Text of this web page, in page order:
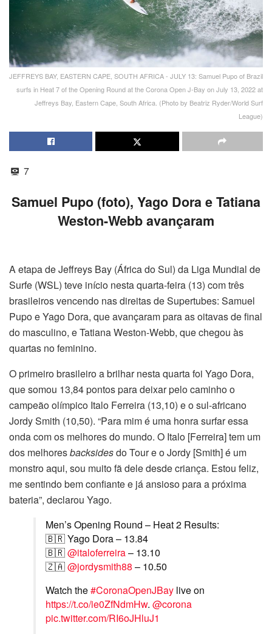
JEFFREYS BAY, EASTERN CAPE, SOUTH AFRICA - JULY 13: Samuel Pupo of Brazil
surfs in Heat 7 of the Opening Round at the Corona Open J-Bay on July 13, 2022 at
Jeffreys Bay, Eastern Cape, South Africa. (Photo by Beatriz Ryder/World Surf
League)
7
Samuel Pupo (foto), Yago Dora e Tatiana
Weston-Webb avançaram
A etapa de Jeffreys Bay (África do Sul) da Liga Mundial de
Surfe (WSL) teve início nesta quarta-feira (13) com três
brasileiros vencendo nas direitas de Supertubes: Samuel
Pupo e Yago Dora, que avançaram para as oitavas de final
do masculino, e Tatiana Weston-Webb, que chegou às
quartas no feminino.
O primeiro brasileiro a brilhar nesta quarta foi Yago Dora,
que somou 13,84 pontos para deixar pelo caminho o
campeão olímpico Italo Ferreira (13,10) e o sul-africano
Jordy Smith (10,50). “Para mim é uma honra surfar essa
onda com os melhores do mundo. O Italo [Ferreira] tem um
dos melhoresbacksidesdo Tour e o Jordy [Smith] é um
monstro aqui, sou muito fã dele desde criança. Estou feliz,
me sentindo bem confiante e já ansioso para a próxima
bateria”, declarou Yago.
Men’s Opening Round – Heat 2 Results:
🇧🇷 Yago Dora – 13.84
🇧🇷@italoferreira– 13.10
🇿🇦@jordysmith88 – 10.50
Watch the#CoronaOpenJBay live on
https://t.co/ie0ZfNdmHw. @corona
pic.twitter.com/RI6oJHluJ1